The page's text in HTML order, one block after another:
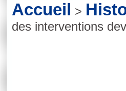
Accueil >
des interventions